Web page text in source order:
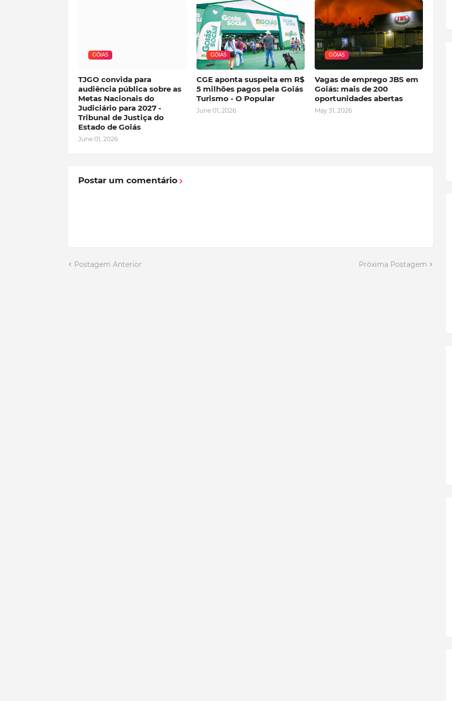
GÓIAS
TJGO convida para
audiência pública sobre as
Metas Nacionais do
Judiciário para 2027 -
Tribunal de Justiça do
Estado de Goiás
June 01, 2026
GÓIAS
CGE aponta suspeita em R$
5 milhões pagos pela Goiás
Turismo - O Popular
June 01, 2026
GÓIAS
Vagas de emprego JBS em
Goiás: mais de 200
oportunidades abertas
May 31, 2026
Postar um comentário
Postagem Anterior Próxima Postagem